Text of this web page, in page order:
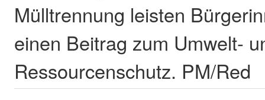
Mülltrennung leisten
einen Beitrag zum Umwelt-
Ressourcenschutz. PM/Red